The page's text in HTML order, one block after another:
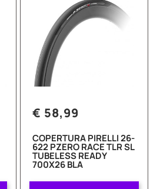
€ 58,99
COPERTURA PIRELLI 26-
622 PZERO RACE TLR SL
TUBELESS READY
700X26 BLA